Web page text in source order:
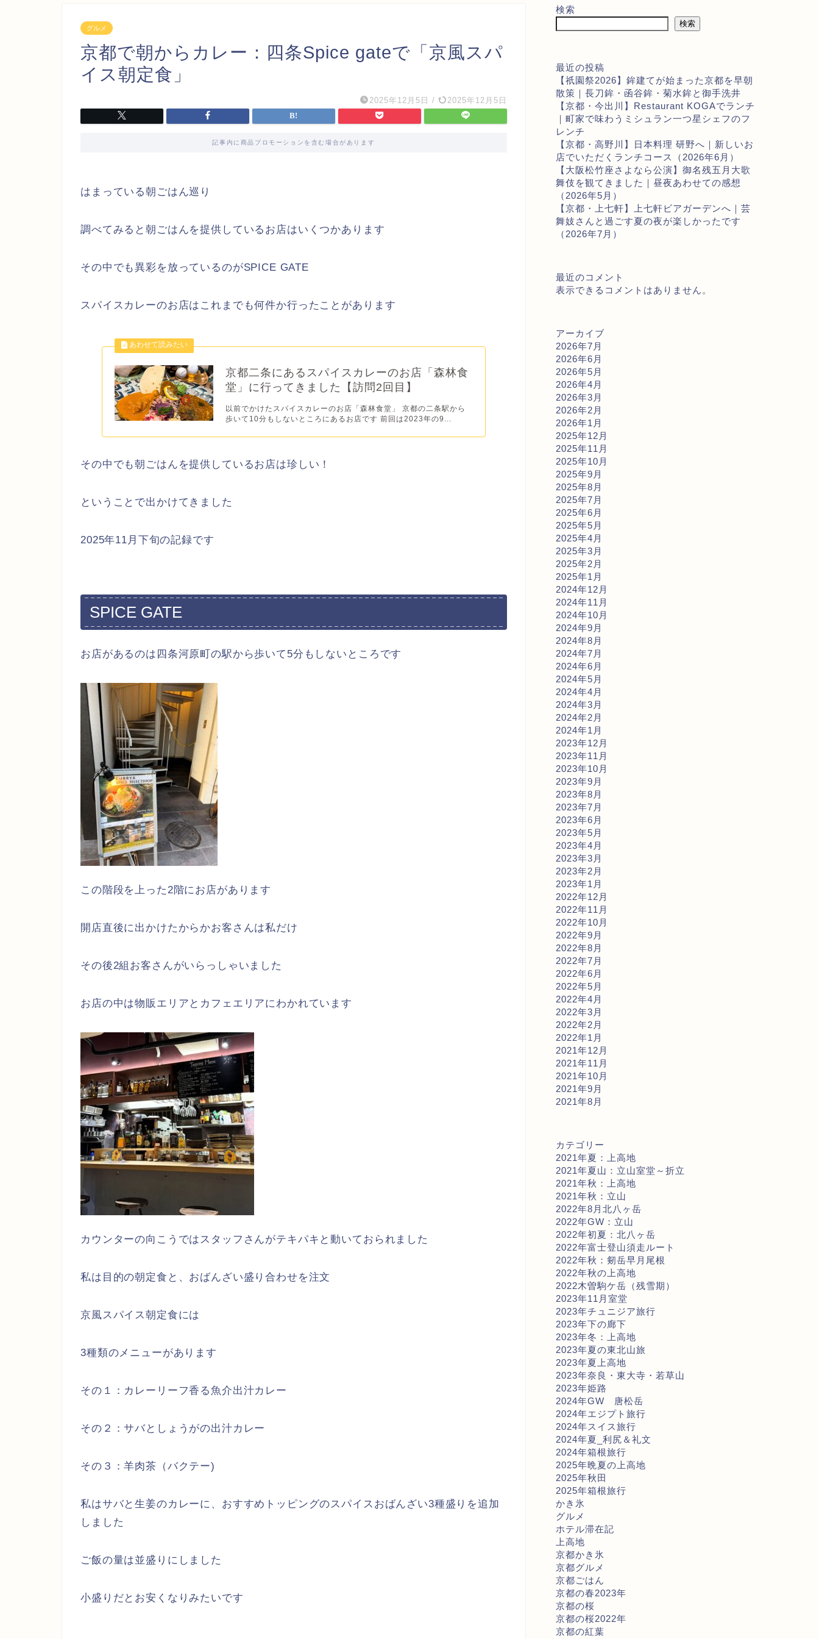
グルメ
京都で朝からカレー：四条Spice gateで「京風スパ
イス朝定食」
2025年12月5日 / 2025年12月5日
記事内に商品プロモーションを含む場合があります
はまっている朝ごはん巡り
調べてみると朝ごはんを提供しているお店はいくつかあります
その中でも異彩を放っているのがSPICE GATE
スパイスカレーのお店はこれまでも何件か行ったことがあります
京都二条にあるスパイスカレーのお店「森林食
堂」に行ってきました【訪問2回目】
以前でかけたスパイスカレーのお店「森林食堂」 京都の二条駅から
歩いて10分もしないところにあるお店です 前回は2023年の9...
その中でも朝ごはんを提供しているお店は珍しい！
ということで出かけてきました
2025年11月下旬の記録です
SPICE GATE
お店があるのは四条河原町の駅から歩いて5分もしないところです
この階段を上った2階にお店があります
開店直後に出かけたからかお客さんは私だけ
その後2組お客さんがいらっしゃいました
お店の中は物販エリアとカフェエリアにわかれています
カウンターの向こうではスタッフさんがテキパキと動いておられました
私は目的の朝定食と、おばんざい盛り合わせを注文
京風スパイス朝定食には
3種類のメニューがあります
その１：カレーリーフ香る魚介出汁カレー
その２：サバとしょうがの出汁カレー
その３：羊肉茶（バクテー)
私はサバと生姜のカレーに、おすすめトッピングのスパイスおばんざい3種盛りを追加
しました
ご飯の量は並盛りにしました
小盛りだとお安くなりみたいです
検索
検索
最近の投稿
【祇園祭2026】鉾建てが始まった京都を早朝
散策｜長刀鉾・函谷鉾・菊水鉾と御手洗井
【京都・今出川】Restaurant KOGAでランチ
｜町家で味わうミシュラン一つ星シェフのフ
レンチ
【京都・高野川】日本料理 研野へ｜新しいお
店でいただくランチコース（2026年6月）
【大阪松竹座さよなら公演】御名残五月大歌
舞伎を観てきました｜昼夜あわせての感想
（2026年5月）
【京都・上七軒】上七軒ビアガーデンへ｜芸
舞妓さんと過ごす夏の夜が楽しかったです
（2026年7月）
最近のコメント
表示できるコメントはありません。
アーカイブ
2026年7月
2026年6月
2026年5月
2026年4月
2026年3月
2026年2月
2026年1月
2025年12月
2025年11月
2025年10月
2025年9月
2025年8月
2025年7月
2025年6月
2025年5月
2025年4月
2025年3月
2025年2月
2025年1月
2024年12月
2024年11月
2024年10月
2024年9月
2024年8月
2024年7月
2024年6月
2024年5月
2024年4月
2024年3月
2024年2月
2024年1月
2023年12月
2023年11月
2023年10月
2023年9月
2023年8月
2023年7月
2023年6月
2023年5月
2023年4月
2023年3月
2023年2月
2023年1月
2022年12月
2022年11月
2022年10月
2022年9月
2022年8月
2022年7月
2022年6月
2022年5月
2022年4月
2022年3月
2022年2月
2022年1月
2021年12月
2021年11月
2021年10月
2021年9月
2021年8月
カテゴリー
2021年夏：上高地
2021年夏山：立山室堂～折立
2021年秋：上高地
2021年秋：立山
2022年8月北八ヶ岳
2022年GW：立山
2022年初夏：北八ヶ岳
2022年富士登山須走ルート
2022年秋：剱岳早月尾根
2022年秋の上高地
2022木曽駒ケ岳（残雪期）
2023年11月室堂
2023年チュニジア旅行
2023年下の廊下
2023年冬：上高地
2023年夏の東北山旅
2023年夏上高地
2023年奈良・東大寺・若草山
2023年姫路
2024年GW 唐松岳
2024年エジプト旅行
2024年スイス旅行
2024年夏_利尻＆礼文
2024年箱根旅行
2025年晩夏の上高地
2025年秋田
2025年箱根旅行
かき氷
グルメ
ホテル滞在記
上高地
京都かき氷
京都グルメ
京都ごはん
京都の春2023年
京都の桜
京都の桜2022年
京都の紅葉